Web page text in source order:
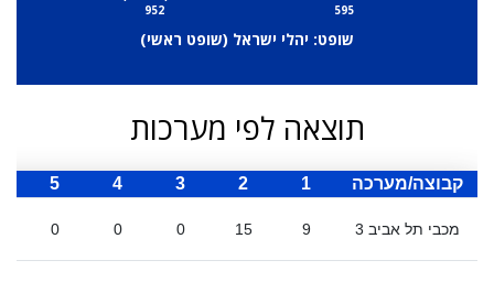
595
952
שופט: יהלי ישראל (שופט ראשי)
תוצאה לפי מערכות
קבוצה/מערכה 1
2
3
4
5
מכבי תל אביב 3 9
15
0
0
0